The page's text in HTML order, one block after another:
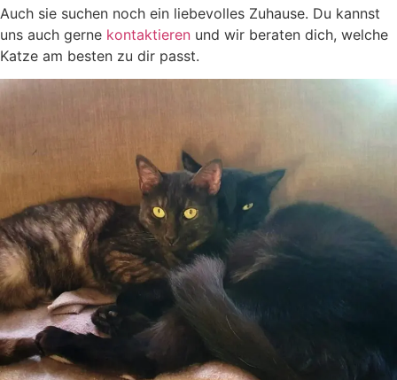
Auch sie suchen noch ein liebevolles Zuhause. Du kannst
uns auch gerne kontaktieren und wir beraten dich, welche
Katze am besten zu dir passt.